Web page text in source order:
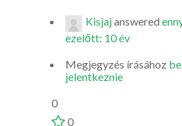
Kisjajanswered
ezelőtt: 10 év
Megjegyzés írásához
jelentkeznie
0
0